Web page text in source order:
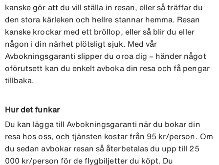
kanske gör att du vill ställa in resan, eller så träffar du
den stora kärleken och hellre stannar hemma. Resan
kanske krockar med ett bröllop, eller så blir du eller
någon i din närhet plötsligt sjuk. Med vår
Avbokningsgaranti slipper du oroa dig – händer något
oförutsett kan du enkelt avboka din resa och få pengar
tillbaka.
Hur det funkar
Du kan lägga till Avbokningsgaranti när du bokar din
resa hos oss, och tjänsten kostar från 95 kr/person. Om
du sedan avbokar resan så återbetalas du upp till 25
000 kr/person för de flygbiljetter du köpt. Du